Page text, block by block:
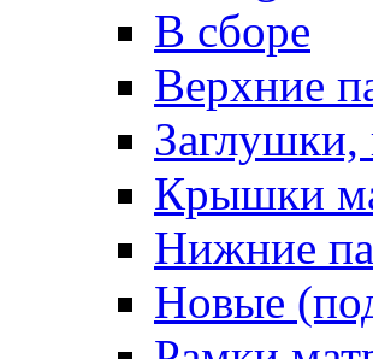
В сборе
Верхние
Заглушки,
Крышки
Нижние
Новые